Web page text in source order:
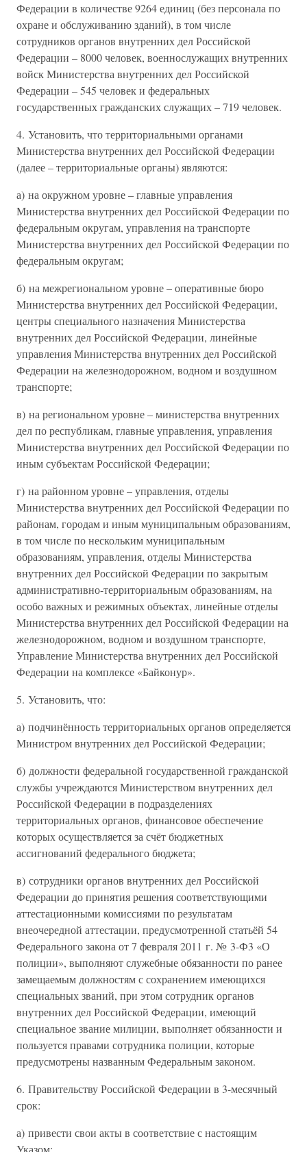
Федерации в количестве 9264 единиц (без персонала по
охране и обслуживанию зданий), в том числе
сотрудников органов внутренних дел Российской
Федерации – 8000 человек, военнослужащих внутренних
войск Министерства внутренних дел Российской
Федерации – 545 человек и федеральных
государственных гражданских служащих – 719 человек.
4. Установить, что территориальными органами
Министерства внутренних дел Российской Федерации
(далее – территориальные органы) являются:
а) на окружном уровне – главные управления
Министерства внутренних дел Российской Федерации по
федеральным округам, управления на транспорте
Министерства внутренних дел Российской Федерации по
федеральным округам;
б) на межрегиональном уровне – оперативные бюро
Министерства внутренних дел Российской Федерации,
центры специального назначения Министерства
внутренних дел Российской Федерации, линейные
управления Министерства внутренних дел Российской
Федерации на железнодорожном, водном и воздушном
транспорте;
в) на региональном уровне – министерства внутренних
дел по республикам, главные управления, управления
Министерства внутренних дел Российской Федерации по
иным субъектам Российской Федерации;
г) на районном уровне – управления, отделы
Министерства внутренних дел Российской Федерации по
районам, городам и иным муниципальным образованиям,
в том числе по нескольким муниципальным
образованиям, управления, отделы Министерства
внутренних дел Российской Федерации по закрытым
административно-территориальным образованиям, на
особо важных и режимных объектах, линейные отделы
Министерства внутренних дел Российской Федерации на
железнодорожном, водном и воздушном транспорте,
Управление Министерства внутренних дел Российской
Федерации на комплексе «Байконур».
5. Установить, что:
а) подчинённость территориальных органов определяется
Министром внутренних дел Российской Федерации;
б) должности федеральной государственной гражданской
службы учреждаются Министерством внутренних дел
Российской Федерации в подразделениях
территориальных органов, финансовое обеспечение
которых осуществляется за счёт бюджетных
ассигнований федерального бюджета;
в) сотрудники органов внутренних дел Российской
Федерации до принятия решения соответствующими
аттестационными комиссиями по результатам
внеочередной аттестации, предусмотренной статьёй 54
Федерального закона от 7 февраля 2011 г. № 3-Ф3 «О
полиции», выполняют служебные обязанности по ранее
замещаемым должностям с сохранением имеющихся
специальных званий, при этом сотрудник органов
внутренних дел Российской Федерации, имеющий
специальное звание милиции, выполняет обязанности и
пользуется правами сотрудника полиции, которые
предусмотрены названным Федеральным законом.
6. Правительству Российской Федерации в 3-месячный
срок:
а) привести свои акты в соответствие с настоящим
Указом;